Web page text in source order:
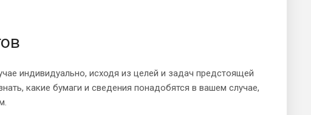
индивидуально, исходя из целей и задач предстоящей
какие бумаги и сведения понадобятся в вашем случае,